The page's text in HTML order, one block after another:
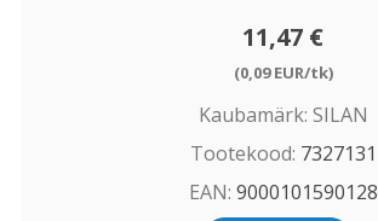
11,47 €
(0,09 EUR/tk)
Kaubamärk: SILAN
Tootekood: 7327131
EAN: 9000101590128